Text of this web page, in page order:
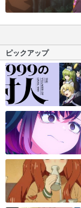
ピックアップ